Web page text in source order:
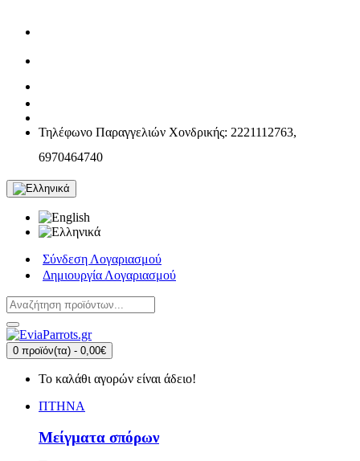
Τηλέφωνο Παραγγελιών Χονδρικής: 2221112763,
6970464740
Σύνδεση Λογαριασμού
Δημιουργία Λογαριασμού
0 προϊόν(τα) - 0,00€
Το καλάθι αγορών είναι άδειο!
ΠΤΗΝΑ
Μείγματα σπόρων